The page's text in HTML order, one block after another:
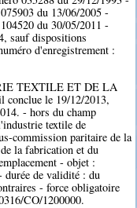
du 13/06/2005 -
du 30/05/2011 -
sauf dispositions
d'enregistrement :
TEXTILE ET DE LA
le 19/12/2013,
- hors du champ
textile de
commission paritaire de la
la fabrication et du
- objet :
durée de validité : du
- force obligatoire
CO/1200000.